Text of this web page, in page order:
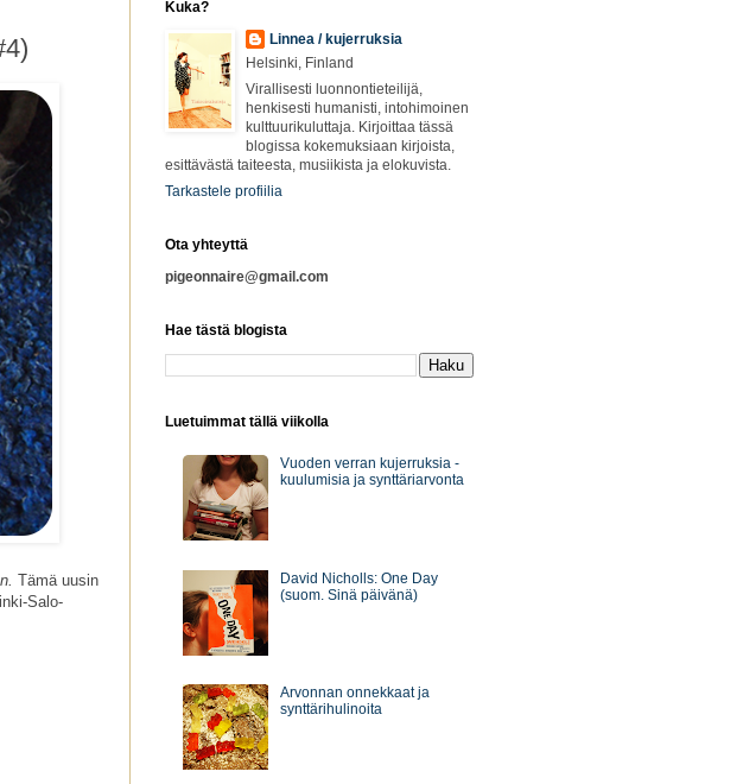
Tämä uusin
Salo-
Kuka?
Linnea / kujerruksia
Helsinki, Finland
Virallisesti luonnontieteilijä,
henkisesti humanisti, intohimoinen
kulttuurikuluttaja. Kirjoittaa tässä
blogissa kokemuksiaan kirjoista,
esittävästä taiteesta, musiikista ja elokuvista.
Tarkastele profiilia
Ota yhteyttä
pigeonnaire@gmail.com
Hae tästä blogista
Luetuimmat tällä viikolla
Vuoden verran kujerruksia -
kuulumisia ja synttäriarvonta
David Nicholls: One Day
(suom. Sinä päivänä)
Arvonnan onnekkaat ja
synttärihulinoita